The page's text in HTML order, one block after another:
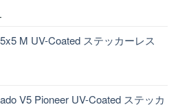
M UV-Coated ステッカーレス
V5 Pioneer UV-Coated ステッカ